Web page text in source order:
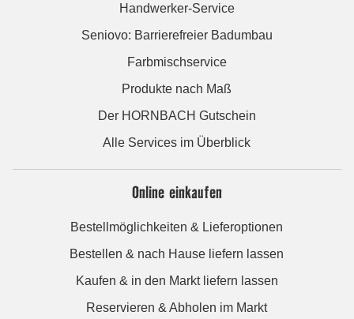
Handwerker-Service
Seniovo: Barrierefreier Badumbau
Farbmischservice
Produkte nach Maß
Der HORNBACH Gutschein
Alle Services im Überblick
Online einkaufen
Bestellmöglichkeiten & Lieferoptionen
Bestellen & nach Hause liefern lassen
Kaufen & in den Markt liefern lassen
Reservieren & Abholen im Markt